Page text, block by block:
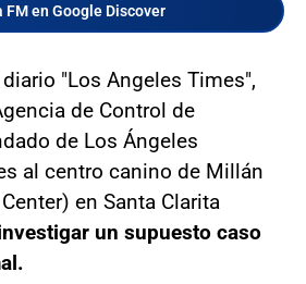
FM en Google Discover
"Los Angeles Times",
de Control de
de Los Ángeles
al centro canino de Millán
en Santa Clarita
un supuesto caso